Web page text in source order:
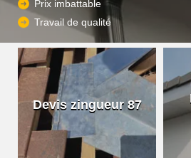
Prix imbattable
Travail de qualité
Devis zingueur 87